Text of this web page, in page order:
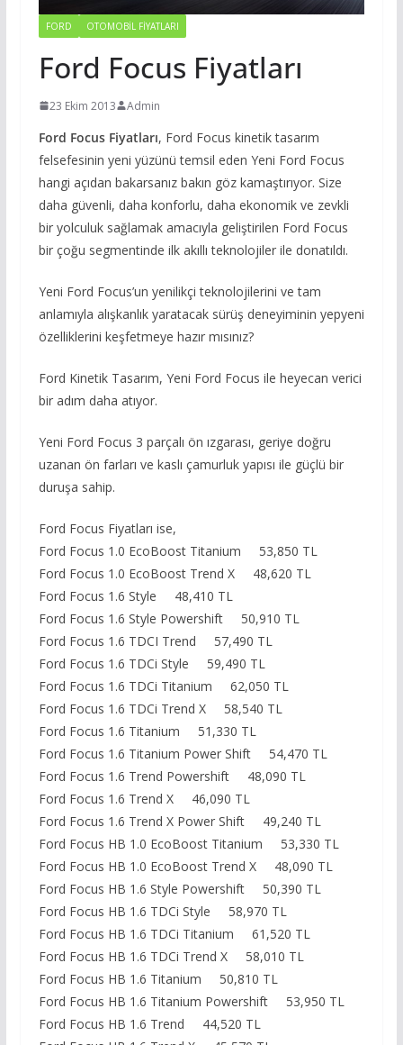
FORD OTOMOBIL FIYATLARI
Ford Focus Fiyatları
23 Ekim 2013 Admin
Ford Focus Fiyatları, Ford Focus kinetik tasarım
felsefesinin yeni yüzünü temsil eden Yeni Ford Focus
hangi açıdan bakarsanız bakın göz kamaştırıyor. Size
daha güvenli, daha konforlu, daha ekonomik ve zevkli
bir yolculuk sağlamak amacıyla geliştirilen Ford Focus
bir çoğu segmentinde ilk akıllı teknolojiler ile donatıldı.
Yeni Ford Focus’un yenilikçi teknolojilerini ve tam
anlamıyla alışkanlık yaratacak sürüş deneyiminin yepyeni
özelliklerini keşfetmeye hazır mısınız?
Ford Kinetik Tasarım, Yeni Ford Focus ile heyecan verici
bir adım daha atıyor.
Yeni Ford Focus 3 parçalı ön ızgarası, geriye doğru
uzanan ön farları ve kaslı çamurluk yapısı ile güçlü bir
duruşa sahip.
Ford Focus Fiyatları ise,
Ford Focus 1.0 EcoBoost Titanium 53,850 TL
Ford Focus 1.0 EcoBoost Trend X 48,620 TL
Ford Focus 1.6 Style 48,410 TL
Ford Focus 1.6 Style Powershift 50,910 TL
Ford Focus 1.6 TDCI Trend 57,490 TL
Ford Focus 1.6 TDCi Style 59,490 TL
Ford Focus 1.6 TDCi Titanium 62,050 TL
Ford Focus 1.6 TDCi Trend X 58,540 TL
Ford Focus 1.6 Titanium 51,330 TL
Ford Focus 1.6 Titanium Power Shift 54,470 TL
Ford Focus 1.6 Trend Powershift 48,090 TL
Ford Focus 1.6 Trend X 46,090 TL
Ford Focus 1.6 Trend X Power Shift 49,240 TL
Ford Focus HB 1.0 EcoBoost Titanium 53,330 TL
Ford Focus HB 1.0 EcoBoost Trend X 48,090 TL
Ford Focus HB 1.6 Style Powershift 50,390 TL
Ford Focus HB 1.6 TDCi Style 58,970 TL
Ford Focus HB 1.6 TDCi Titanium 61,520 TL
Ford Focus HB 1.6 TDCi Trend X 58,010 TL
Ford Focus HB 1.6 Titanium 50,810 TL
Ford Focus HB 1.6 Titanium Powershift 53,950 TL
Ford Focus HB 1.6 Trend 44,520 TL